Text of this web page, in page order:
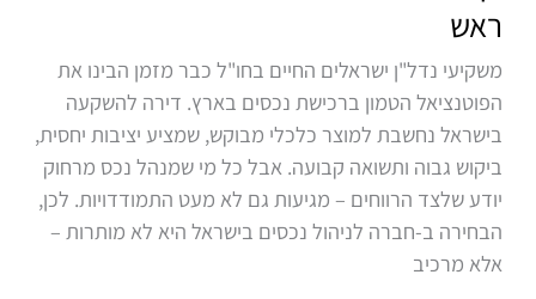
ראש
משקיעי נדל"ן ישראלים החיים בחו"ל כבר מזמן הבינו את
הפוטנציאל הטמון ברכישת נכסים בארץ. דירה להשקעה
בישראל נחשבת למוצר כלכלי מבוקש, שמציע יציבות יחסית,
ביקוש גבוה ותשואה קבועה. אבל כל מי שמנהל נכס מרחוק
יודע שלצד הרווחים – מגיעות גם לא מעט התמודדויות. לכן,
הבחירה ב-חברה לניהול נכסים בישראל היא לא מותרות –
אלא מרכיב
בישראל?
כך
תהפכו
את
הניהול
לרווחי
וללא
כאב